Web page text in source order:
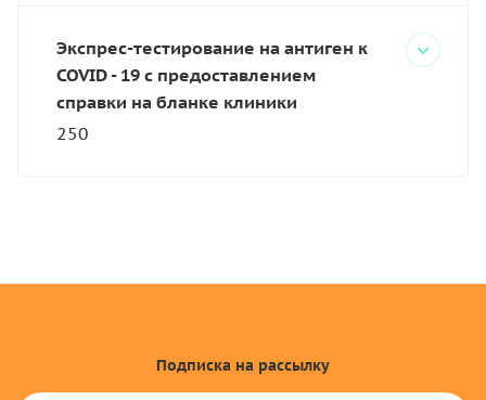
Экспрес-тестирование на антиген к
COVID - 19 c предоставлением
справки на бланке клиники
250
Подписка на рассылку